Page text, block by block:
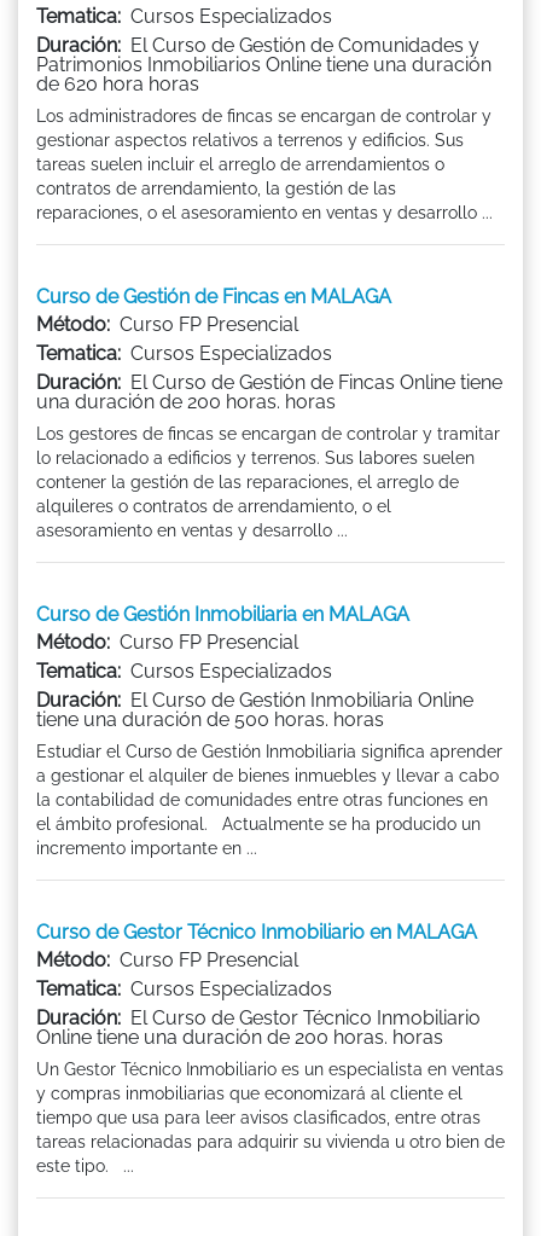
Tematica: Cursos Especializados
Duración: El Curso de Gestión de Comunidades y
Patrimonios Inmobiliarios Online tiene una duración
de 620 hora horas
Los administradores de fincas se encargan de controlar y
gestionar aspectos relativos a terrenos y edificios. Sus
tareas suelen incluir el arreglo de arrendamientos o
contratos de arrendamiento, la gestión de las
reparaciones, o el asesoramiento en ventas y desarrollo ...
Curso de Gestión de Fincas en MALAGA
Método: Curso FP Presencial
Tematica: Cursos Especializados
Duración: El Curso de Gestión de Fincas Online tiene
una duración de 200 horas. horas
Los gestores de fincas se encargan de controlar y tramitar
lo relacionado a edificios y terrenos. Sus labores suelen
contener la gestión de las reparaciones, el arreglo de
alquileres o contratos de arrendamiento, o el
asesoramiento en ventas y desarrollo ...
Curso de Gestión Inmobiliaria en MALAGA
Método: Curso FP Presencial
Tematica: Cursos Especializados
Duración: El Curso de Gestión Inmobiliaria Online
tiene una duración de 500 horas. horas
Estudiar el Curso de Gestión Inmobiliaria significa aprender
a gestionar el alquiler de bienes inmuebles y llevar a cabo
la contabilidad de comunidades entre otras funciones en
el ámbito profesional. Actualmente se ha producido un
incremento importante en ...
Curso de Gestor Técnico Inmobiliario en MALAGA
Método: Curso FP Presencial
Tematica: Cursos Especializados
Duración: El Curso de Gestor Técnico Inmobiliario
Online tiene una duración de 200 horas. horas
Un Gestor Técnico Inmobiliario es un especialista en ventas
y compras inmobiliarias que economizará al cliente el
tiempo que usa para leer avisos clasificados, entre otras
tareas relacionadas para adquirir su vivienda u otro bien de
este tipo. ...